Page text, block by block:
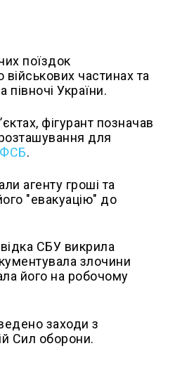
поїздок
військових частинах та
півночі України.
фігурант позначав
для
ФСБ.
агенту гроші та
"евакуацію" до
СБУ викрила
злочини
його на робочому
заходи з
Сил оборони.